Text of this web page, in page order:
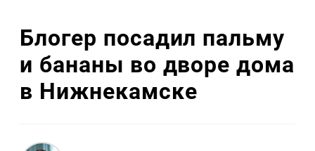
Блогер посадил пальму
и бананы во дворе дома
в Нижнекамске